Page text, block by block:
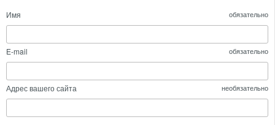
Имя обязательно
E-mail обязательно
Адрес вашего сайта необязательно